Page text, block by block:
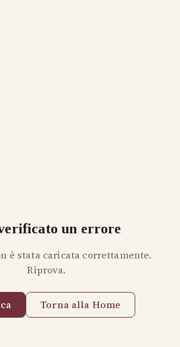
un errore
è stata caricata correttamente.
Riprova.
Torna alla Home